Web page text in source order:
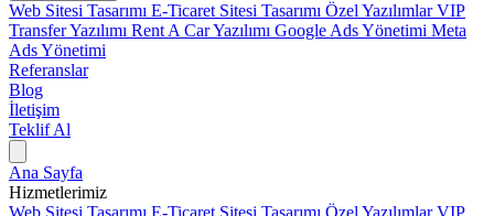
Web Sitesi Tasarımı E-Ticaret Sitesi Tasarımı Özel YazılımlarVIP
Transfer Yazılımı Rent A Car Yazılımı Google Ads Yönetimi Meta
Ads Yönetimi
Referanslar
Blog
İletişim
Teklif Al
Ana Sayfa
Hizmetlerimiz
Web Sitesi Tasarımı E-Ticaret Sitesi Tasarımı Özel YazılımlarVIP